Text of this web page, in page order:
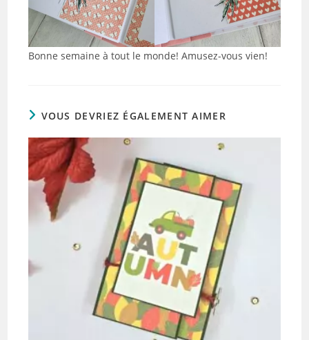
Bonne semaine à tout le monde! Amusez-vous vien!
VOUS DEVRIEZ ÉGALEMENT AIMER